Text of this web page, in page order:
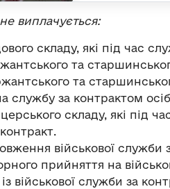
виплачується:
складу, які під час
та
та
службу за контрактом
складу, які під
військової служби
прийняття на
військової служби за